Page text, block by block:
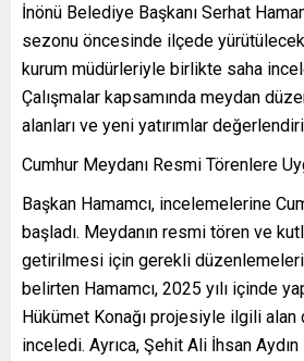
İnönü Belediye Başkanı Serhat
sezonu öncesinde ilçede
kurum müdürleriyle birlikte saha
Çalışmalar kapsamında meydan
alanları ve yeni yatırımlar
Cumhur Meydanı Resmi Törenlere
Başkan Hamamcı, incelemelerine
başladı. Meydanın resmi tören ve
getirilmesi için gerekli düzenlemelerin
belirten Hamamcı, 2025 yılı içinde
Hükümet Konağı projesiyle ilgili
inceledi. Ayrıca, Şehit Ali İhsan